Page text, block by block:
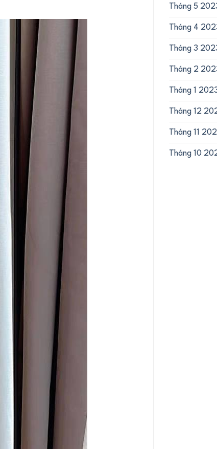
Tháng 5
Tháng 4
Tháng 3
Tháng 2
Tháng 1
Tháng 12
Tháng 11
Tháng 10